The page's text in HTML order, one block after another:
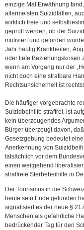
einzige Mal Erwähnung
allermeisten Suizidfällen,
wirklich freie und
geprüft werden, ob der
motiviert und gefördert
Jahr häufig Krankheiten,
oder tiefe Beziehungskrisen
wenn am Vorgang nur der
nicht doch eine strafbare
Rechtsunsicherheit ist
Die häufiger vorgebrachte
Suizidbeihilfe straffrei, ist
kein überzeugendes
Bürger überzeugt davon,
Gesetzgebung bedeutet
Anerkennung von
tatsächlich vor dem
einen weitgehend
straffreie Sterbebeihilfe in
Der Tourismus in die
heute sein Ende gefunden
signalisiert es der neue §
Menschen als gefährliche
bedrückender Tag für den